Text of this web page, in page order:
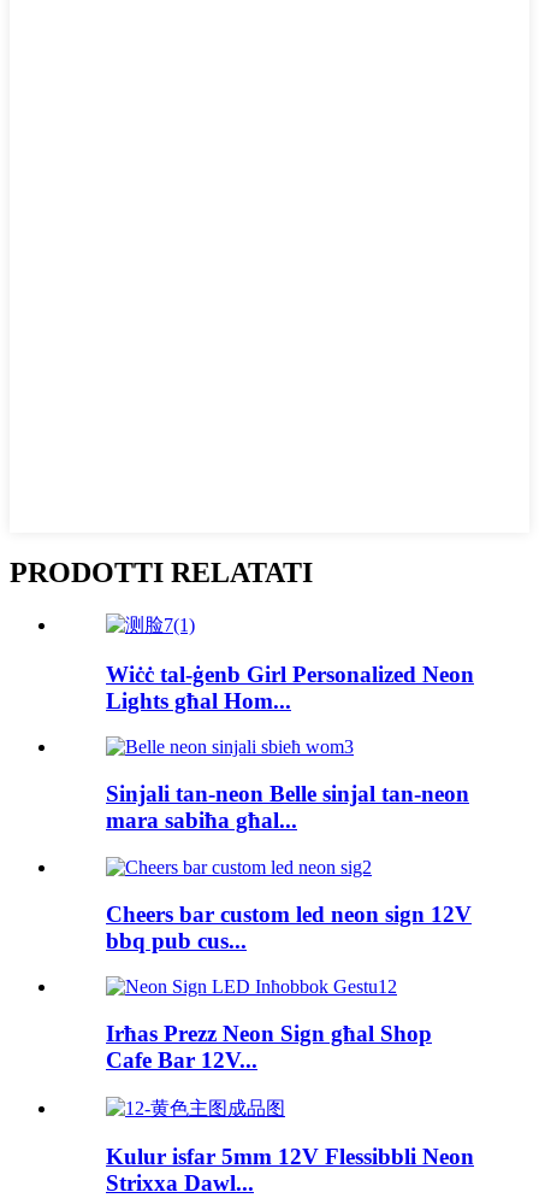
PRODOTTI RELATATI
Wiċċ tal-ġenb Girl Personalized Neon
Lights għal Hom...
Sinjali tan-neon Belle sinjal tan-neon
mara sabiħa għal...
Cheers bar custom led neon sign 12V
bbq pub cus...
Irħas Prezz Neon Sign għal Shop
Cafe Bar 12V...
Kulur isfar 5mm 12V Flessibbli Neon
Strixxa Dawl...